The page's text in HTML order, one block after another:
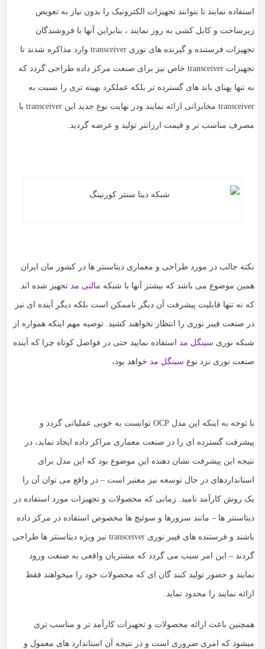
نمایند تا بتوانند تجهیزات الکترونیک را بدون نیاز به تعویض
و کابل کشی به روز نمایند ، بنابراین آنها با فروشندگان
تجهیزات فرستنده و گیرنده های نوری transceiver وارد مذاکره شدند تا
تجهیزات transceiver خاص نیز برای صنعت مرکز داده طراحی گردد که
تنها پهنای باند های گسترده تر بلکه عملکرد بهینه تری را نسبت به
transceiver مخابراتی ارائه نمایند ودر نهایت نوع جدید این transceiver با
مناسب تر و قیمت ارزانتر تولید و عرضه گردید.
جالب در مورد طراحی و معماری دیتاسنتر ها در کشور مان ایران
موضوع می باشد که بیشتر آنها با شبکهمالتی مد تجهیز شده اند
نه تنها قابلیت پیشرفت آن دیگر ناممکن است بلکه دیگر آینده ای نیز
صنعت فیبر نوری را انتظار نخواهند کشید. توصیه مهم اینکه همواره از
نوریسینگل مد استفاده نمایید حتی در فواصل کوتاه چرا که آینده
نوری نزد نوع سینگل مد خواهد بود،
با توجه به اینکه این مدل OCP توانست به خوبی عملیاتی گردد و
گسترده ای را در صنعت معماری مراکز داده ایجاد نماید، در
این پیشرفت نشان دهنده این موضوع بود که این مدل برای
در حال توسعه نیز معتبر است – در واقع می توان آن را
روش کارآمد نامید. زمانی که محصولات و تجهیزات مورد استفاده در
ها – مانند سرورها و سوئیچ ها مخصوص استفاده در مرکز داده
باشند و فرستنده های فیبر نوری transceiver نیز ویژه دیتاسنتر ها طراحی
– این امر سبب می گردد که مشتریان واقعی به صنعت ورود
و حضور تولید کنند گان ای که محصولات خود را میخواهند فقط
نمایند را محدود نماید.
باعث ارائه محصولات و تجهیزات کارآمد تر و مناسب تری
که امری ضروری است و در نتیجه آن استاندارد های معمول و